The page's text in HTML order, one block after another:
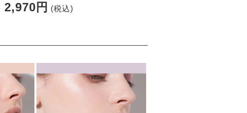
2,970円 (税込)